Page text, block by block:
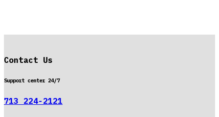
Contact Us
Support center 24/7
713 224-2121